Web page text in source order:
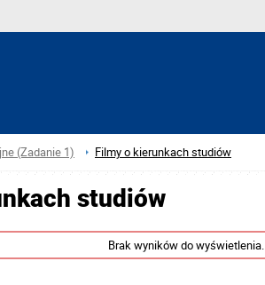
(Zadanie 1) Filmy o kierunkach studiów
studiów
Brak wyników do wyświetlenia.